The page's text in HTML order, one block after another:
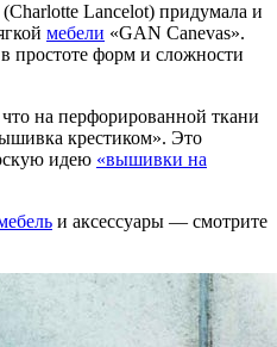
Lancelot) придумала и
мебели «GAN Canevas».
простоте форм и сложности
на перфорированной ткани
крестиком». Это
идею «вышивки на
и аксессуары — смотрите